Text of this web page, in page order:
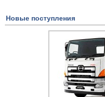
Новые поступления